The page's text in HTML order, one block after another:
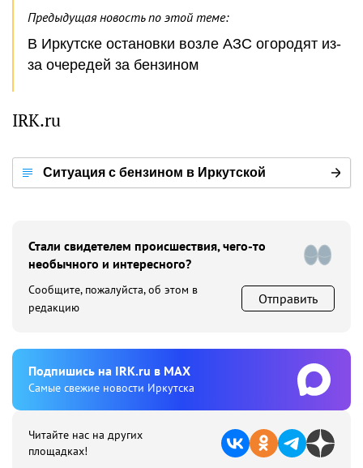
Предыдущая новость по этой теме:
В Иркутске остановки возле АЗС огородят из-
за очередей за бензином
IRK.ru
Ситуация с бензином в Иркутской
Стали свидетелем происшествия, чего-то
необычного и интересного?
Сообщите, пожалуйста, об этом в
редакцию
Отправить
Подпишиcь на IRK.ru в MAX
Cамые свежие новости Иркутска
Читайте нас на других
площадках!